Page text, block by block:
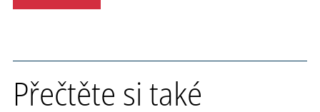
Přečtěte si také